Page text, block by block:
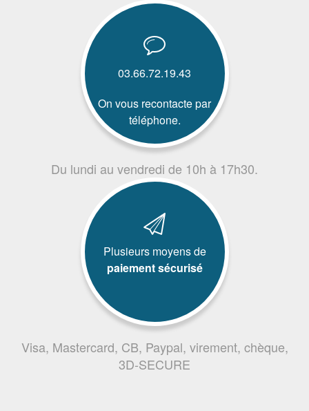
03.66.72.19.43
On vous recontacte par
téléphone.
Du lundi au vendredi de 10h à 17h30.
Plusieurs moyens de
paiement sécurisé
Visa, Mastercard, CB, Paypal, virement, chèque,
3D-SECURE